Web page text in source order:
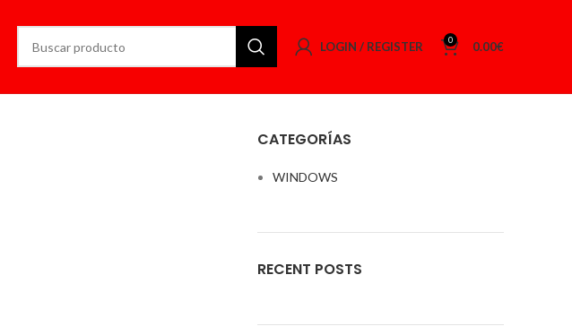
LOGIN / REGISTER 0 0.00€
CATEGORÍAS
WINDOWS
RECENT POSTS